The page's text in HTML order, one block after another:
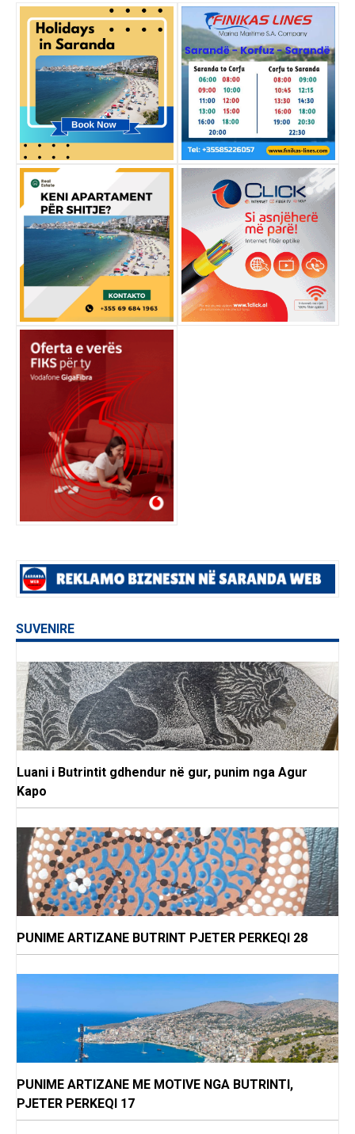
SUVENIRE
Luani i Butrintit gdhendur në gur, punim nga Agur
Kapo
PUNIME ARTIZANE BUTRINT PJETER PERKEQI 28
PUNIME ARTIZANE ME MOTIVE NGA BUTRINTI,
PJETER PERKEQI 17